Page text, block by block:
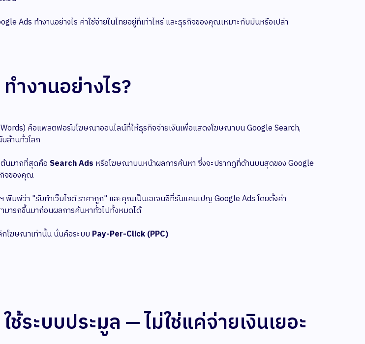
Ads ทำงานอย่างไร ค่าใช้จ่ายในไทยอยู่ที่เท่าไหร่ และธุรกิจของคุณเหมาะกับมันหรือเปล่า
ำงานอย่างไร?
คือแพลตฟอร์มโฆษณาออนไลน์ที่ให้ธุรกิจจ่ายเงินเพื่อแสดงโฆษณาบน Google Search,
ล้านทั่วโลก
ต้นมากที่สุดคือSearch Ads หรือโฆษณาบนหน้าผลการค้นหา ซึ่งจะปรากฏที่ด้านบนสุดของ Google
จของคุณ
พิมพ์ว่า "รับทำเว็บไซต์ ราคาถูก" และคุณเป็นเอเจนซีที่รันแคมเปญ Google Ads โดยตั้งค่า
ารถขึ้นมาก่อนผลการค้นหาทั่วไปทั้งหมดได้
โฆษณาเท่านั้น นั่นคือระบบ Pay-Per-Click (PPC)
ช้ระบบประมูล — ไม่ใช่แค่จ่ายเงินเยอะ